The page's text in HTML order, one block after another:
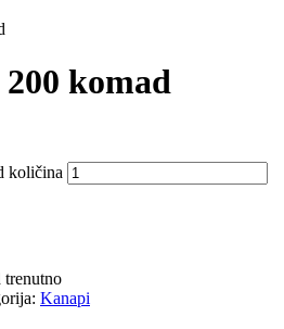
komad
količina
trenutno
Kanapi